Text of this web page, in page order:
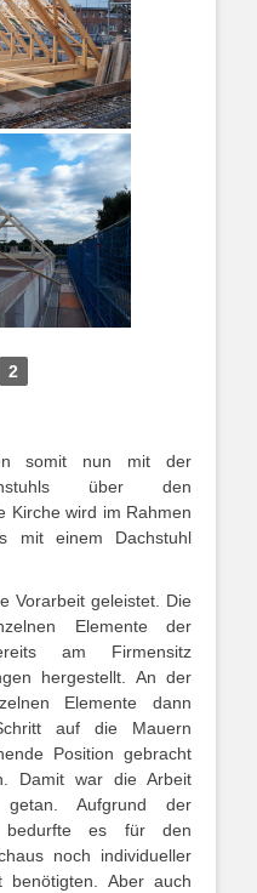
2
somit nun mit der
über den
Kirche wird im Rahmen
mit einem Dachstuhl
Vorarbeit geleistet. Die
Elemente der
am Firmensitz
hergestellt. An der
Elemente dann
auf die Mauern
Position gebracht
Damit war die Arbeit
Aufgrund der
bedurfte es für den
noch individueller
Aber auch